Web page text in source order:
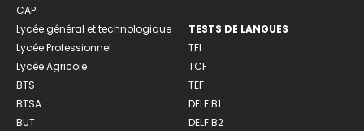
CAP
Lycée général et technologique
Lycée Professionnel
Lycée Agricole
BTS
BTSA
BUT
TESTS DE LANGUES
TFI
TCF
TEF
DELF B1
DELF B2